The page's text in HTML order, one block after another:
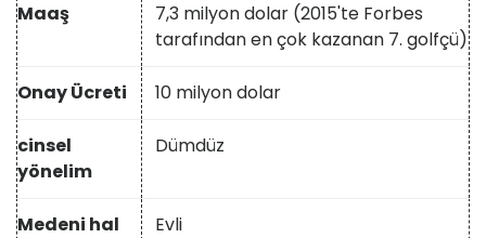
Maaş
7,3 milyon dolar (2015'te Forbes
tarafından en çok kazanan 7. golfçü)
Onay Ücreti 10 milyon dolar
cinsel
yönelim
Dümdüz
Medeni hal Evli